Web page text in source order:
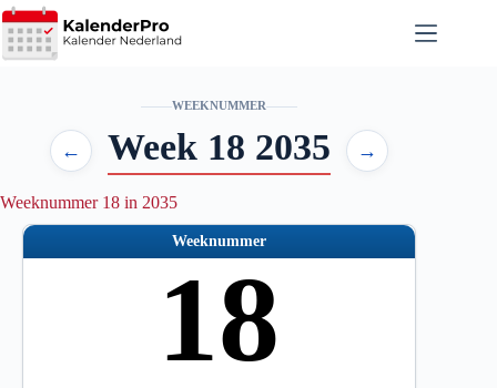
Ga
naar
de
WEEKNUMMER
← Week 18 2035 →
Weeknummer 18 in 2035
Weeknummer
18